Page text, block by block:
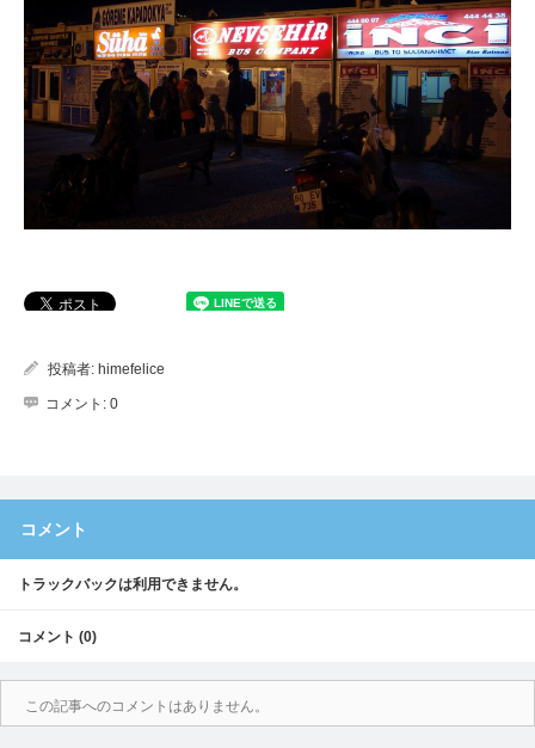
投稿者: himefelice
コメント: 0
コメント
トラックバックは利用できません。
コメント (0)
この記事へのコメントはありません。